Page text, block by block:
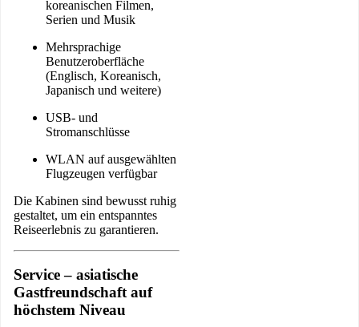
koreanischen Filmen,
Serien und Musik
Mehrsprachige
Benutzeroberfläche
(Englisch, Koreanisch,
Japanisch und weitere)
USB- und
Stromanschlüsse
WLAN auf ausgewählten
Flugzeugen verfügbar
Die Kabinen sind bewusst ruhig
gestaltet, um ein entspanntes
Reiseerlebnis zu garantieren.
Service – asiatische
Gastfreundschaft auf
höchstem Niveau